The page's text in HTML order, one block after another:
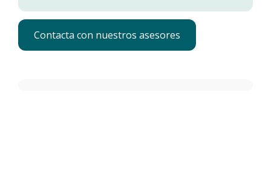
Contacta con nuestros asesores